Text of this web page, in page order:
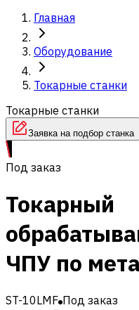
Главная
Оборудование
Токарные станки
Токарные станки
Заявка на подбор станка
Под заказ
Токарный
ЧПУ по
ST-10LMF Под заказ